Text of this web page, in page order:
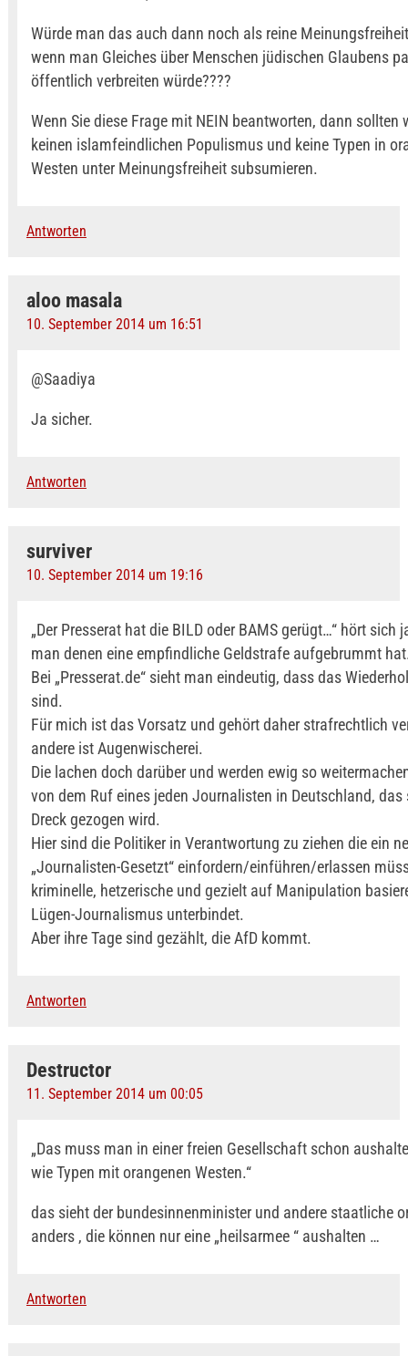
Würde man das auch dann noch als reine
wenn man Gleiches über Menschen jüdischen Glaubens
öffentlich verbreiten würde????
Wenn Sie diese Frage mit NEIN beantworten, dann sollten
keinen islamfeindlichen Populismus und keine Typen in
Westen unter Meinungsfreiheit subsumieren.
Antworten
aloo masala
10. September 2014 um 16:51
@Saadiya
Ja sicher.
Antworten
surviver
10. September 2014 um 19:16
„Der Presserat hat die BILD oder BAMS gerügt…“ hört sich
man denen eine empfindliche Geldstrafe aufgebrummt
Bei „Presserat.de“ sieht man eindeutig, dass das
sind.
Für mich ist das Vorsatz und gehört daher strafrechtlich
andere ist Augenwischerei.
Die lachen doch darüber und werden ewig so
von dem Ruf eines jeden Journalisten in Deutschland, das
Dreck gezogen wird.
Hier sind die Politiker in Verantwortung zu ziehen die ein
„Journalisten-Gesetzt“ einfordern/einführen/erlassen
kriminelle, hetzerische und gezielt auf Manipulation
Lügen-Journalismus unterbindet.
Aber ihre Tage sind gezählt, die AfD kommt.
Antworten
Destructor
11. September 2014 um 00:05
„Das muss man in einer freien Gesellschaft schon
wie Typen mit orangenen Westen.“
das sieht der bundesinnenminister und andere staatliche
anders , die können nur eine „heilsarmee “ aushalten …
Antworten